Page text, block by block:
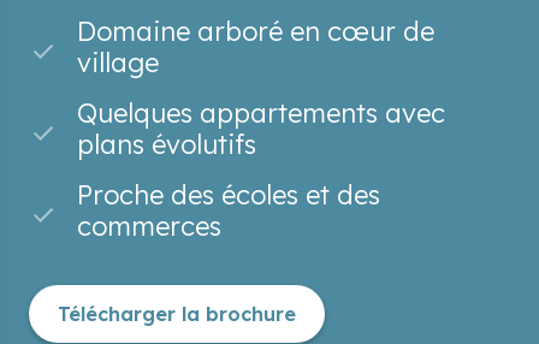
Domaine arboré en cœur de
village
Quelques appartements avec
plans évolutifs
Proche des écoles et des
commerces
Télécharger la brochure